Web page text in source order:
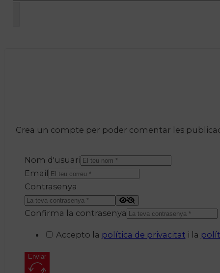
Crea un compte per poder comentar les
Nom d'usuari
Email
Contrasenya
Confirma la contrasenya
Accepto la política de privacitat i la
Enviar